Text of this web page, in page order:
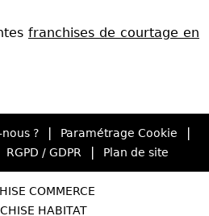
franchises de courtage en
? Paramétrage Cookie
RGPD / GDPR Plan de site
COMMERCE
HABITAT